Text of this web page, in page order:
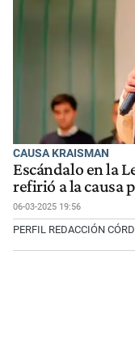
CAUSA KRAISMAN
Escándalo en la
refirió a la causa
06-03-2025 19:56
PERFIL REDACCIÓN